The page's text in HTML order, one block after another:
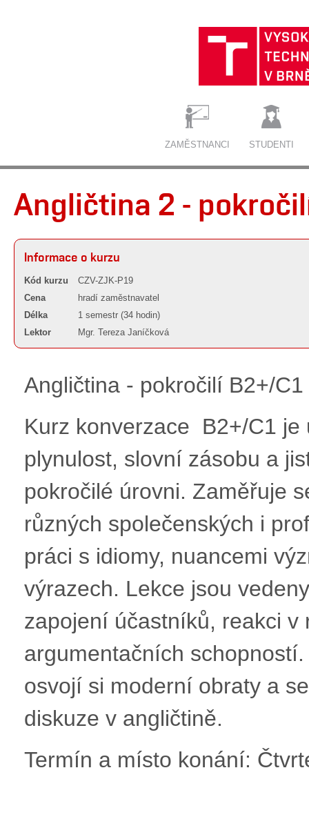
ZAMĚSTNANCI STUDENTI
Angličtina 2 -
Informace o kurzu
Kód kurzu
CZV-ZJK-P19
Cena
hradí zaměstnavatel
Délka
1 semestr (34 hodin)
Lektor
Mgr. Tereza Janíčková
Angličtina - pokročilí B2+/
Kurz konverzace B2+/C1
plynulost, slovní zásobu a
pokročilé úrovni. Zaměřuje
různých společenských i
práci s idiomy, nuancemi
výrazech. Lekce jsou
zapojení účastníků, reakci v
argumentačních
osvojí si moderní obraty a
diskuze v angličtině.
Termín a místo konání: